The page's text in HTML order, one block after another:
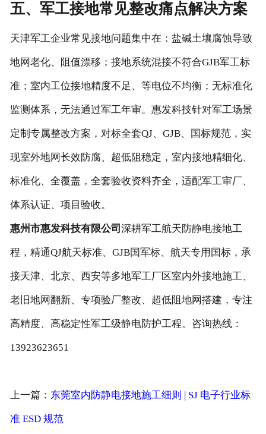
五、军工接地常见整改痛点解决方案
天津军工企业常见接地问题集中在：盐碱土壤腐蚀导致
地网老化、阻值漂移；接地系统混接不符合GJB军工标
准；室内工位接地精度不足、等电位不均衡；无标准化
监测体系，无法通过军工年审。惠发科技针对军工场景
定制专属整改方案，对标全套QJ、GJB、国标规范，实
现室外地网长效防腐、超低阻稳定，室内接地精细化、
标准化、全覆盖，全套验收资料齐全，适配军工审厂、
体系认证、项目验收。
惠州市惠发科技有限公司 深耕军工航天防静电接地工
程，精通QJ航天标准、GJB国军标、航天专用国标，承
接天津、北京、西安等多地军工厂区室内外接地施工、
老旧地网翻新、专项验厂整改、超低阻地网搭建，专注
高精度、高稳定性军工级静电防护工程。咨询热线：
13923623651
上一篇： 东莞室内防静电接地施工细则 | SJ 电子行业标
准 ESD 规范